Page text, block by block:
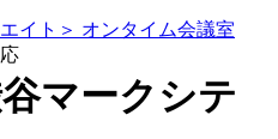
イト＞ オンタイム会議室
マークシテ